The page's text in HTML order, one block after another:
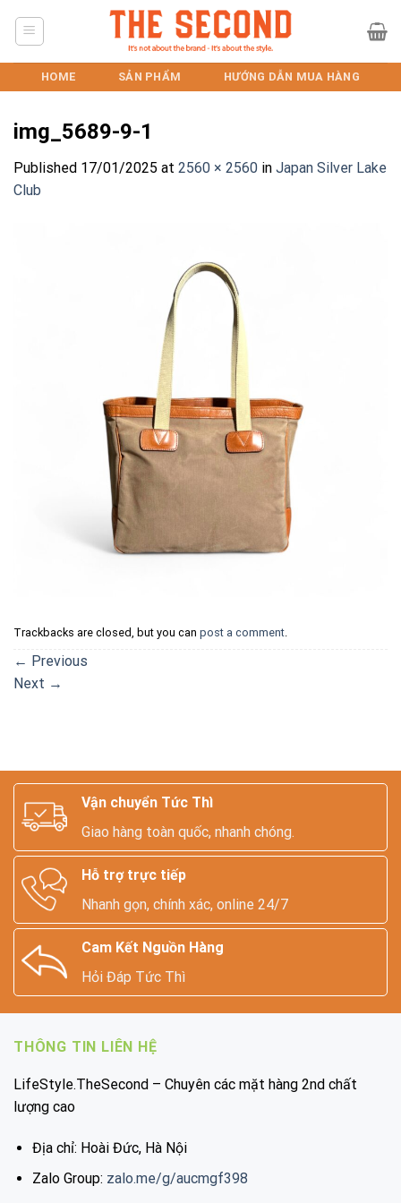
HOME SẢN PHẨM HƯỚNG DẪN MUA HÀNG
img_5689-9-1
Published 17/01/2025 at 2560 × 2560 in Japan Silver Lake
Club
Trackbacks are closed, but you can post a comment.
← Previous
Next →
Vận chuyển Tức Thì
Giao hàng toàn quốc, nhanh chóng.
Hỗ trợ trực tiếp
Nhanh gọn, chính xác, online 24/7
Cam Kết Nguồn Hàng
Hỏi Đáp Tức Thì
THÔNG TIN LIÊN HỆ
LifeStyle.TheSecond – Chuyên các mặt hàng 2nd chất
lượng cao
Địa chỉ: Hoài Đức, Hà Nội
Zalo Group: zalo.me/g/aucmgf398